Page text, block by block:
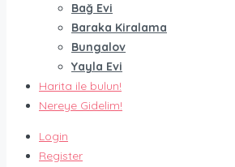
Bağ Evi
Baraka Kiralama
Bungalov
Yayla Evi
Harita ile bulun!
Nereye Gidelim!
Login
Register